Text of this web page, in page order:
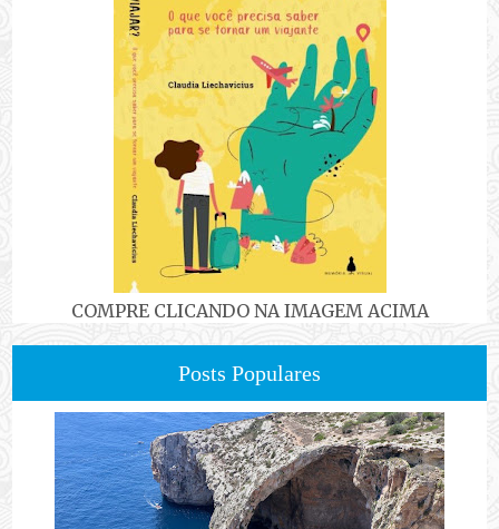
COMPRE CLICANDO NA IMAGEM ACIMA
Posts Populares